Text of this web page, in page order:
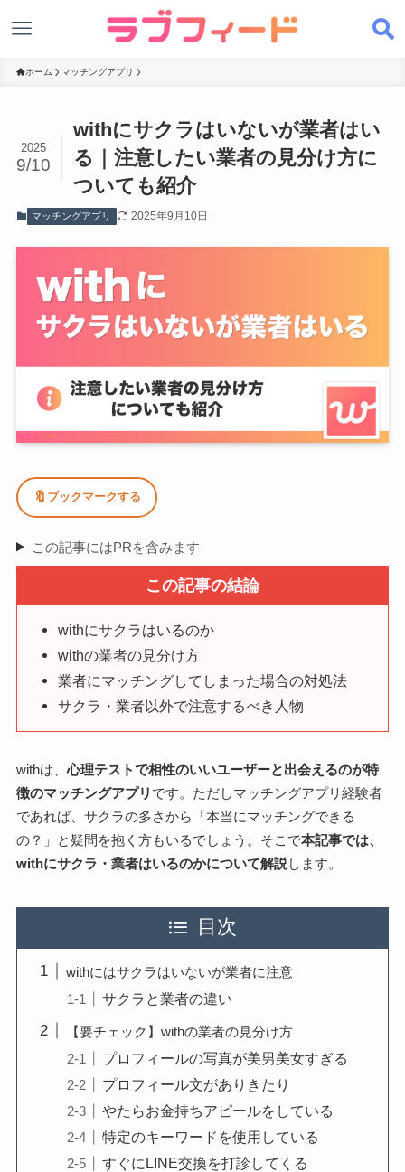
ホーム マッチングアプリ
withにサクラはいないが業者はい
る｜注意したい業者の見分け方に
ついても紹介
2025
9/10
マッチングアプリ 2025年9月10日
🔖 ブックマークする
この記事にはPRを含みます
この記事の結論
withにサクラはいるのか
withの業者の見分け方
業者にマッチングしてしまった場合の対処法
サクラ・業者以外で注意するべき人物
withは、心理テストで相性のいいユーザーと出会えるのが特
徴のマッチングアプリ です。ただしマッチングアプリ経験者
であれば、サクラの多さから「本当にマッチングできる
の？」と疑問を抱く方もいるでしょう。そこで本記事では、
withにサクラ・業者はいるのかについて解説します。
目次
withにはサクラはいないが業者に注意
サクラと業者の違い
【要チェック】withの業者の見分け方
プロフィールの写真が美男美女すぎる
プロフィール文がありきたり
やたらお金持ちアピールをしている
特定のキーワードを使用している
すぐにLINE交換を打診してくる